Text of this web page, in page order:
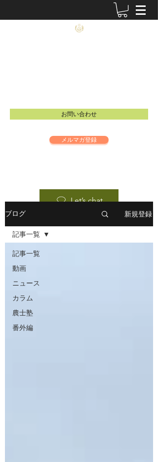
お問い合わせ
メルマガ登録
Let’s chat
ブログ 新規登録
記事一覧
動画
ニュース
カラム
農士塾
番外編
記事一覧